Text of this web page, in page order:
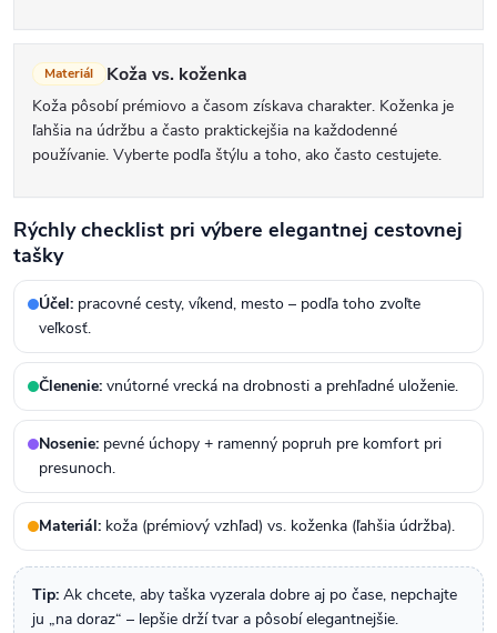
Materiál Koža vs. koženka
Koža pôsobí prémiovo a časom získava charakter. Koženka je
ľahšia na údržbu a často praktickejšia na každodenné
používanie. Vyberte podľa štýlu a toho, ako často cestujete.
Rýchly checklist pri výbere elegantnej cestovnej
tašky
Účel: pracovné cesty, víkend, mesto – podľa toho zvoľte
veľkosť.
Členenie: vnútorné vrecká na drobnosti a prehľadné uloženie.
Nosenie: pevné úchopy + ramenný popruh pre komfort pri
presunoch.
Materiál: koža (prémiový vzhľad) vs. koženka (ľahšia údržba).
Tip: Ak chcete, aby taška vyzerala dobre aj po čase, nepchajte
ju „na doraz“ – lepšie drží tvar a pôsobí elegantnejšie.